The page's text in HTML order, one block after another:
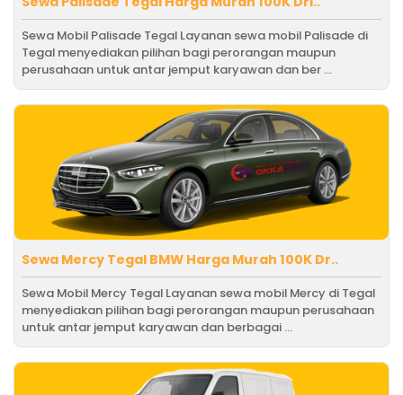
Sewa Mobil Palisade Tegal Layanan sewa mobil Palisade di
Tegal menyediakan pilihan bagi perorangan maupun
perusahaan untuk antar jemput karyawan dan ber ...
Sewa Mercy Tegal BMW Harga Murah 100K Dr..
Sewa Mobil Mercy Tegal Layanan sewa mobil Mercy di Tegal
menyediakan pilihan bagi perorangan maupun perusahaan
untuk antar jemput karyawan dan berbagai ...